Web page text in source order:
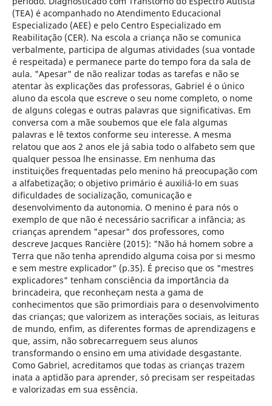
(TEA) é acompanhado no Atendimento Educacional
Especializado (AEE) e pelo Centro Especializado em
Reabilitação (CER). Na escola a criança não se comunica
verbalmente, participa de algumas atividades (sua vontade
é respeitada) e permanece parte do tempo fora da sala de
aula. "Apesar" de não realizar todas as tarefas e não se
atentar às explicações das professoras, Gabriel é o único
aluno da escola que escreve o seu nome completo, o nome
de alguns colegas e outras palavras que significativas. Em
conversa com a mãe soubemos que ele fala algumas
palavras e lê textos conforme seu interesse. A mesma
relatou que aos 2 anos ele já sabia todo o alfabeto sem que
qualquer pessoa lhe ensinasse. Em nenhuma das
instituições frequentadas pelo menino há preocupação com
a alfabetização; o objetivo primário é auxiliá-lo em suas
dificuldades de socialização, comunicação e
desenvolvimento da autonomia. O menino é para nós o
exemplo de que não é necessário sacrificar a infância; as
crianças aprendem "apesar" dos professores, como
descreve Jacques Rancière (2015): "Não há homem sobre a
Terra que não tenha aprendido alguma coisa por si mesmo
e sem mestre explicador" (p.35). É preciso que os "mestres
explicadores" tenham consciência da importância da
brincadeira, que reconheçam nesta a gama de
conhecimentos que são primordiais para o desenvolvimento
das crianças; que valorizem as interações sociais, as leituras
de mundo, enfim, as diferentes formas de aprendizagens e
que, assim, não sobrecarreguem seus alunos
transformando o ensino em uma atividade desgastante.
Como Gabriel, acreditamos que todas as crianças trazem
inata a aptidão para aprender, só precisam ser respeitadas
e valorizadas em sua essência.